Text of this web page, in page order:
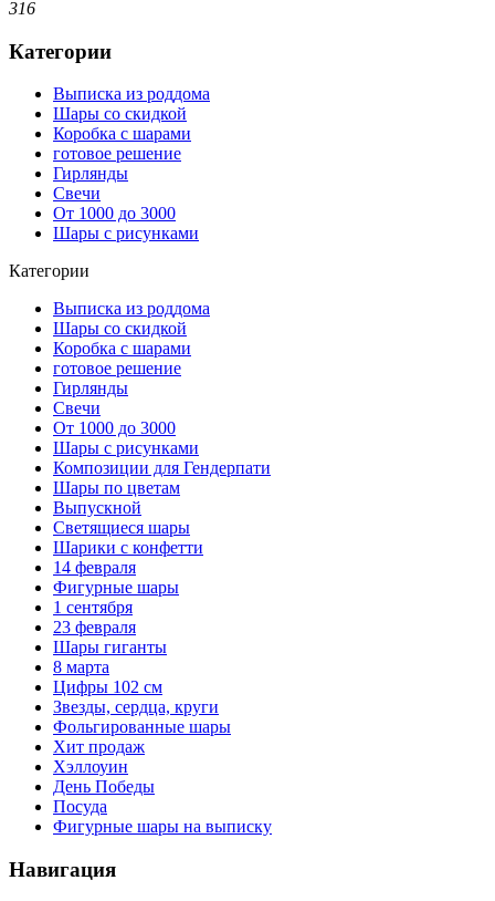
316
Категории
Выписка из роддома
Шары со скидкой
Коробка с шарами
готовое решение
Гирлянды
Свечи
От 1000 до 3000
Шары с рисунками
Категории
Выписка из роддома
Шары со скидкой
Коробка с шарами
готовое решение
Гирлянды
Свечи
От 1000 до 3000
Шары с рисунками
Композиции для Гендерпати
Шары по цветам
Выпускной
Светящиеся шары
Шарики с конфетти
14 февраля
Фигурные шары
1 сентября
23 февраля
Шары гиганты
8 марта
Цифры 102 см
Звезды, сердца, круги
Фольгированные шары
Хит продаж
Хэллоуин
День Победы
Посуда
Фигурные шары на выписку
Навигация